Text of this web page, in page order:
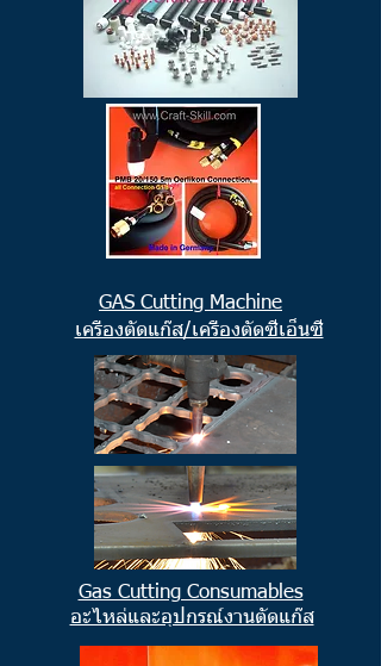
GAS Cutting Machine
เครื่องตัดแก๊ส/เครื่องตัดซีเอ็นซี
Gas Cutting Consumables
อะไหล่และอุปกรณ์งานตัดแก๊ส